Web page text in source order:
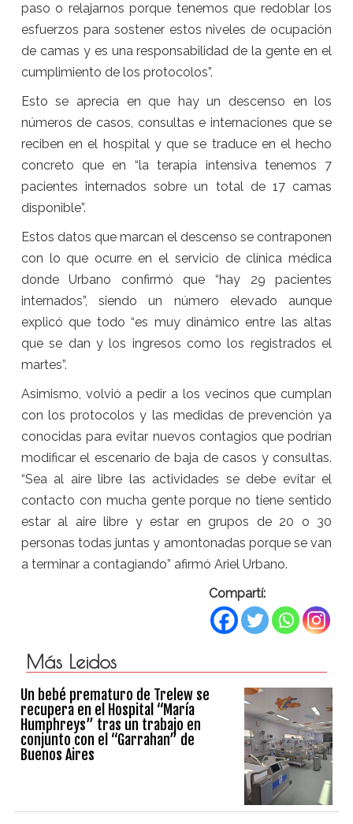
paso o relajarnos porque tenemos que redoblar los
esfuerzos para sostener estos niveles de ocupación
de camas y es una responsabilidad de la gente en el
cumplimiento de los protocolos”.
Esto se aprecia en que hay un descenso en los
números de casos, consultas e internaciones que se
reciben en el hospital y que se traduce en el hecho
concreto que en “la terapia intensiva tenemos 7
pacientes internados sobre un total de 17 camas
disponible”.
Estos datos que marcan el descenso se contraponen
con lo que ocurre en el servicio de clínica médica
donde Urbano confirmó que “hay 29 pacientes
internados”, siendo un número elevado aunque
explicó que todo “es muy dinámico entre las altas
que se dan y los ingresos como los registrados el
martes”.
Asimismo, volvió a pedir a los vecinos que cumplan
con los protocolos y las medidas de prevención ya
conocidas para evitar nuevos contagios que podrían
modificar el escenario de baja de casos y consultas.
“Sea al aire libre las actividades se debe evitar el
contacto con mucha gente porque no tiene sentido
estar al aire libre y estar en grupos de 20 o 30
personas todas juntas y amontonadas porque se van
a terminar a contagiando” afirmó Ariel Urbano.
Compartí:
Más Leidos
Un bebé prematuro de Trelew se
recupera en el Hospital “María
Humphreys” tras un trabajo en
conjunto con el “Garrahan” de
Buenos Aires